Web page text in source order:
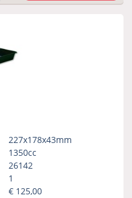
227x178x43mm
1350cc
26142
1
€ 125,00